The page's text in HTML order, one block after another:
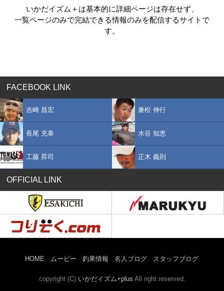
いかだイズム＋は基本的に詳細ページは存在せず、
一覧ページのみで完結できる情報のみを配信するサイトで
す。
FACEBOOK LINK
吉崎 昌宏 兼松 伸行
長尾 充泰 水谷 知恵
工藤 昇司 正木 義則
OFFICIAL LINK
HOME ムービー 釣果情報 名人ブログ スタッフブログ
copyright (C) いかだイズム+plus All right reserved.